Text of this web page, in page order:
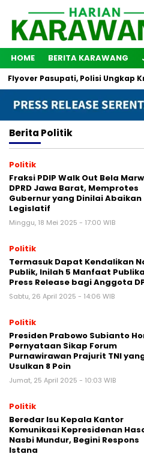
HOME BERITA KARAWANG
Pasupati, Polisi Ungkap
Berita Politik
Politik
Fraksi PDIP Walk Out Bela
DPRD Jawa Barat, Memprotes
Gubernur yang Dinilai Abaikan
Legislatif
Minggu, 18 Mei 2025 - 17:00 WIB
Politik
Termasuk Dapat Kendalikan
Publik, Inilah 5 Manfaat
Press Release bagi Anggota
Sabtu, 26 April 2025 - 14:06 WIB
Politik
Presiden Prabowo Subianto
Pernyataan Sikap Forum
Purnawirawan Prajurit TNI
Usulkan 8 Poin
Jumat, 25 April 2025 - 10:03 WIB
Politik
Beredar Isu Kepala Kantor
Komunikasi Kepresidenan
Nasbi Mundur, Begini Respons
Istana